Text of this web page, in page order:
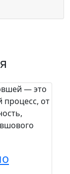
— это
процесс, от